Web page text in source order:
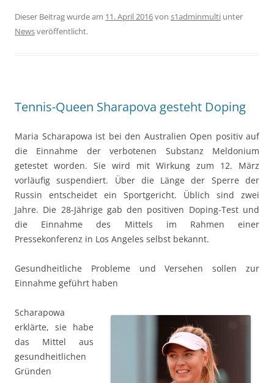
Dieser Beitrag wurde am 11. April 2016von s1adminmulti unter
Newsveröffentlicht.
Tennis-Queen Sharapova gesteht Doping
Maria Scharapowa ist bei den Australien Open positiv auf
die Einnahme der verbotenen Substanz Meldonium
getestet worden. Sie wird mit Wirkung zum 12. März
vorläufig suspendiert. Über die Länge der Sperre der
Russin entscheidet ein Sportgericht. Üblich sind zwei
Jahre. Die 28-Jährige gab den positiven Doping-Test und
die Einnahme des Mittels im Rahmen einer
Pressekonferenz in Los Angeles selbst bekannt.
Gesundheitliche Probleme und Versehen sollen zur
Einnahme geführt haben
Scharapowa
erklärte, sie habe
das Mittel aus
gesundheitlichen
Gründen